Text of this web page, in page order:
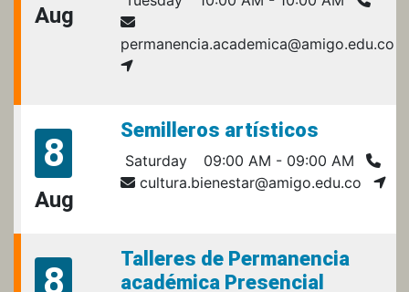
Aug
permanencia.academica@amigo.edu.co
8
Aug
Semilleros artísticos
Saturday
09:00 AM - 09:00 AM
cultura.bienestar@amigo.edu.co
8
Talleres de Permanencia
académica Presencial